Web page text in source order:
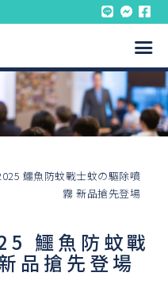
鱷魚防蚊戰士蚊の驅除噴
霧 新品搶先登場
鱷魚防蚊戰
品搶先登場